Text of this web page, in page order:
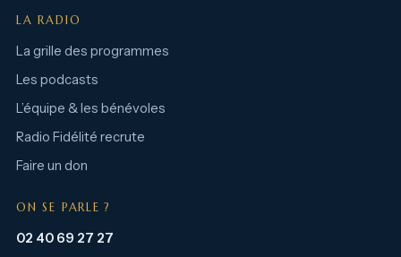
LA RADIO
La grille des programmes
Les podcasts
L’équipe & les bénévoles
Radio Fidélité recrute
Faire un don
ON SE PARLE ?
02 40 69 27 27